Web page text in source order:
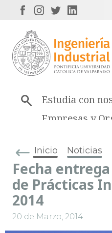
Estudia con
Empresas y
Inicio Noticias
Fecha
de Prácticas
2014
20 de Marzo, 2014